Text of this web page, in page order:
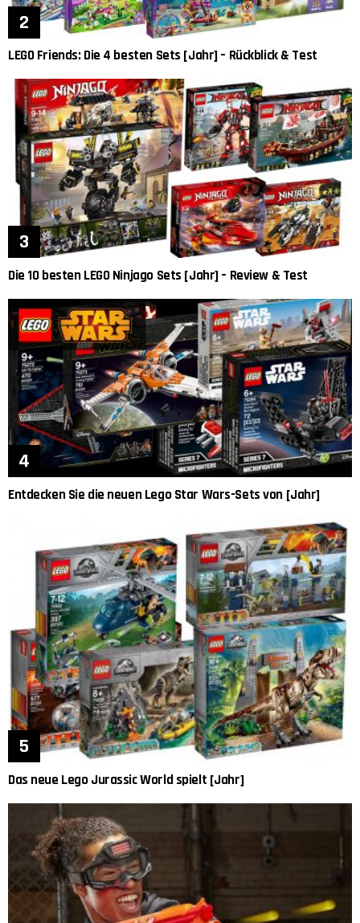
LEGO Friends: Die 4 besten Sets [Jahr] – Rückblick & Test
Die 10 besten LEGO Ninjago Sets [Jahr] – Review & Test
Entdecken Sie die neuen Lego Star Wars-Sets von [Jahr]
Das neue Lego Jurassic World spielt [Jahr]